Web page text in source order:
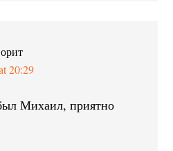
20:29
Михаил, приятно